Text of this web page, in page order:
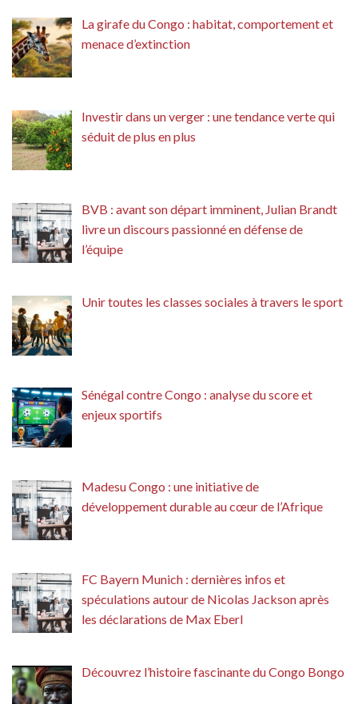
La girafe du Congo : habitat, comportement et
menace d’extinction
Investir dans un verger : une tendance verte qui
séduit de plus en plus
BVB : avant son départ imminent, Julian Brandt
livre un discours passionné en défense de
l’équipe
Unir toutes les classes sociales à travers le sport
Sénégal contre Congo : analyse du score et
enjeux sportifs
Madesu Congo : une initiative de
développement durable au cœur de l’Afrique
FC Bayern Munich : dernières infos et
spéculations autour de Nicolas Jackson après
les déclarations de Max Eberl
Découvrez l’histoire fascinante du Congo Bongo